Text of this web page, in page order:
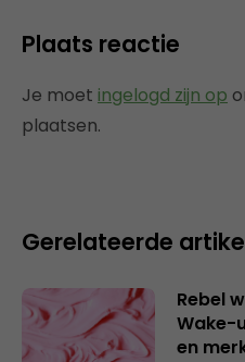
Plaats reactie
Je moet ingelogd zijn op
plaatsen.
Gerelateerde
Rebel
Wake-
en